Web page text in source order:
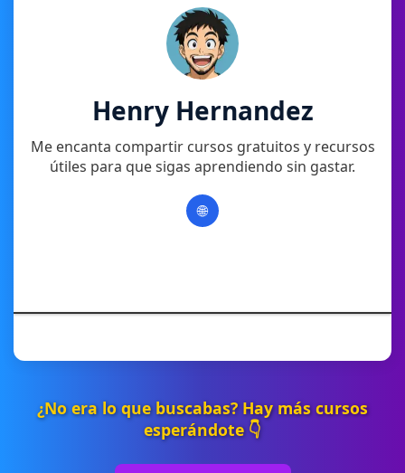
Henry Hernandez
Me encanta compartir cursos gratuitos y recursos
útiles para que sigas aprendiendo sin gastar.
🌐
¿No era lo que buscabas? Hay más cursos
esperándote 👇